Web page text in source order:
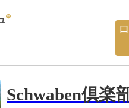
Schwaben倶楽